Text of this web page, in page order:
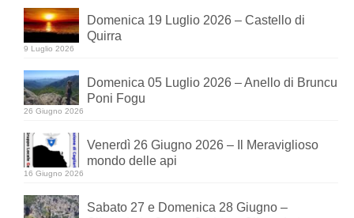
Domenica 19 Luglio 2026 – Castello di
Quirra
9 Luglio 2026
Domenica 05 Luglio 2026 – Anello di Bruncu
Poni Fogu
26 Giugno 2026
Venerdì 26 Giugno 2026 – Il Meraviglioso
mondo delle api
16 Giugno 2026
Sabato 27 e Domenica 28 Giugno –